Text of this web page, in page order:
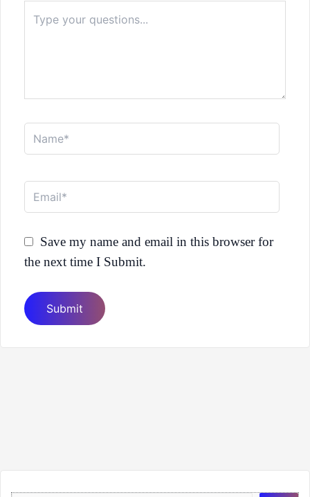
here..
Name*
Email*
Save my name and email in this browser for
the next time I Submit.